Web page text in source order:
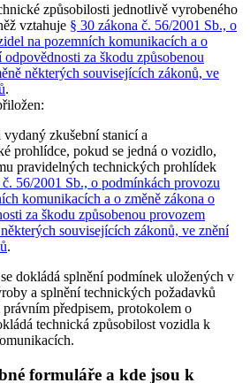
způsobilosti jednotlivě vyrobeného
vztahuje § 30 zákona č. 56/2001 Sb., o
na pozemních komunikacích a o
za škodu způsobenou
některých souvisejících zákonů, ve
.
zkušební stanicí a
prohlídce, pokud se jedná o vozidlo,
pravidelných technických prohlídek
č. 56/2001 Sb., o podmínkách provozu
komunikacích a o změně zákona o
za škodu způsobenou provozem
souvisejících zákonů, ve znění
.
dokládá splnění podmínek uložených v
a splnění technických požadavků
předpisem, protokolem o
technická způsobilost vozidla k
formuláře a kde jsou k